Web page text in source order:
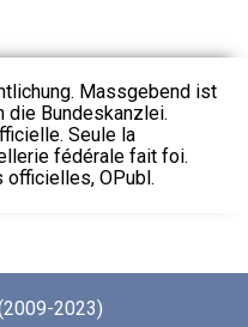
Massgebend ist
die Bundeskanzlei.
Seule la
fédérale fait foi.
officielles, OPubl.
2023)